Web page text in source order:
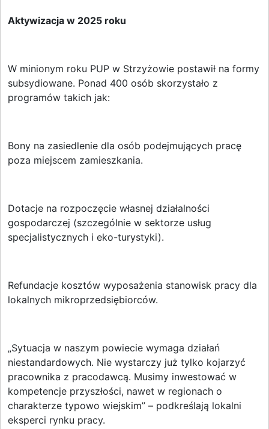
Aktywizacja w 2025 roku
W minionym roku PUP w Strzyżowie postawił na formy
subsydiowane. Ponad 400 osób skorzystało z
programów takich jak:
Bony na zasiedlenie dla osób podejmujących pracę
poza miejscem zamieszkania.
Dotacje na rozpoczęcie własnej działalności
gospodarczej (szczególnie w sektorze usług
specjalistycznych i eko-turystyki).
Refundacje kosztów wyposażenia stanowisk pracy dla
lokalnych mikroprzedsiębiorców.
„Sytuacja w naszym powiecie wymaga działań
niestandardowych. Nie wystarczy już tylko kojarzyć
pracownika z pracodawcą. Musimy inwestować w
kompetencje przyszłości, nawet w regionach o
charakterze typowo wiejskim” – podkreślają lokalni
eksperci rynku pracy.